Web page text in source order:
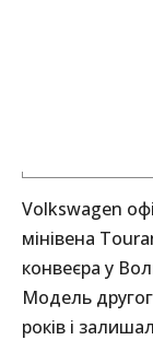
Volkswagen
мінівена
конвеєра у
Модель
років і